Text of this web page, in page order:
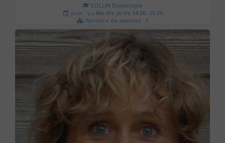
COLLIN Dominique
Jour : Lu-Ma-Me-Je-Ve 14:00- 16:30
Nombre de séances : 2
51 €